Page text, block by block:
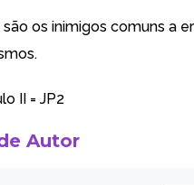
são os inimigos comuns a
II = JP2
Autor